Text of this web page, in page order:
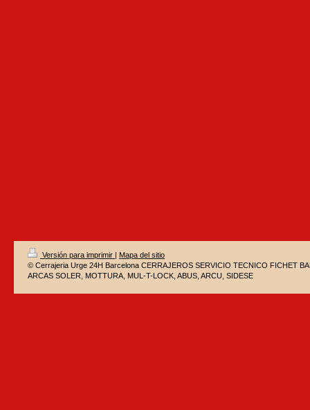
Versión para imprimir | Mapa del sitio
© Cerrajeria Urge 24H Barcelona CERRAJEROS SERVICIO TECNICO FICHET
ARCAS SOLER, MOTTURA, MUL-T-LOCK, ABUS, ARCU, SIDESE